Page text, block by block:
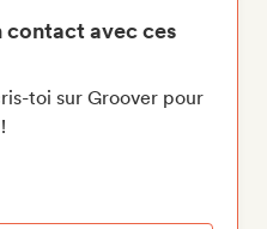
contact avec ces
toi sur Groover pour